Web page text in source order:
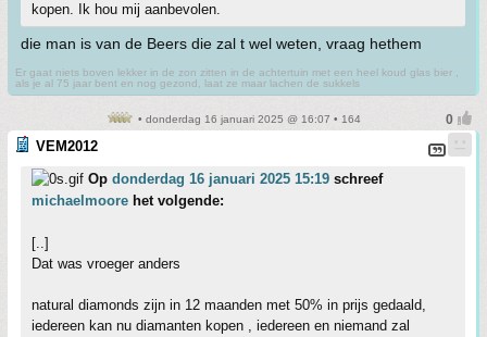
kopen. Ik hou mij aanbevolen.
die man is van de Beers die zal t wel weten, vraag hethem
Er gaat niets boven lekker in de zon zitten in de achtertuin met een heel koud glas bier ,
als je al 75 jaar bent en nog gezond, laat ze maar lachen de sukkels
• donderdag 16 januari 2025 @ 16:07 • 164
VEM2012
Op donderdag 16 januari 2025 15:19 schreef
michaelmoore het volgende:
[..]
Dat was vroeger anders
natural diamonds zijn in 12 maanden met 50% in prijs gedaald,
iedereen kan nu diamanten kopen , iedereen en niemand zal